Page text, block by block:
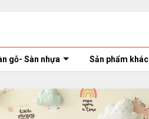
gỗ- Sàn nhựa Sản phẩm khác